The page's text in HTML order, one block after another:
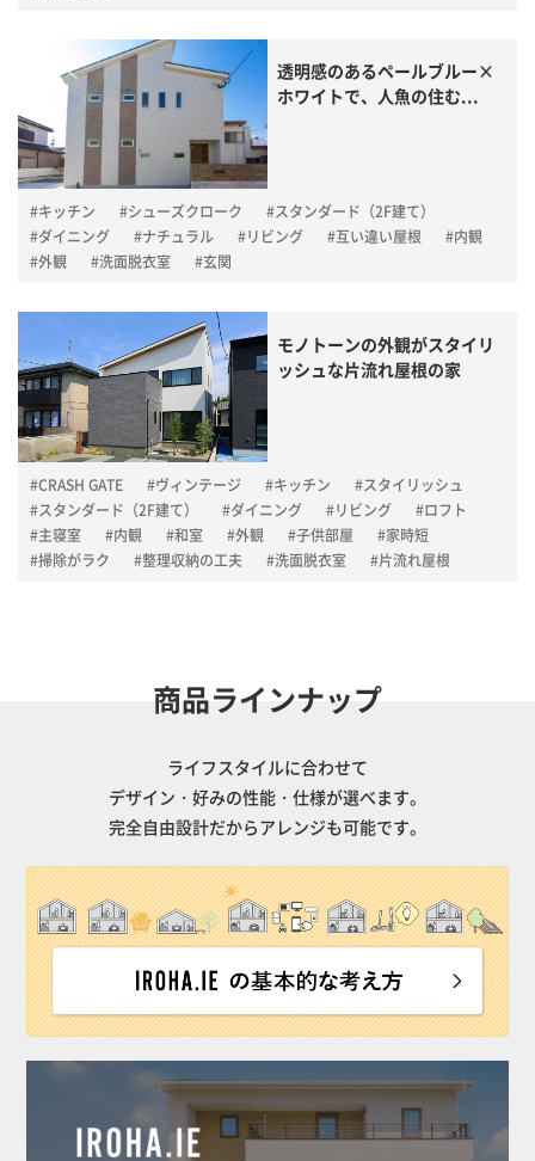
透明感のあるペールブルー×
ホワイトで、人魚の住む...
#キッチン #シューズクローク
#スタンダード（2F建て）
#ダイニング
#ナチュラル #リビング #互い違い屋根
#内観
#外観
#洗面脱衣室 #玄関
モノトーンの外観がスタイリ
ッシュな片流れ屋根の家
#CRASH GATE #ヴィンテージ #キッチン
#スタイリッシュ
#スタンダード（2F建て）
#ダイニング #リビング
#ロフト
#主寝室
#内観 #和室 #外観 #子供部屋
#家時短
#掃除がラク
#整理収納の工夫 #洗面脱衣室 #片流れ屋根
商品ラインナップ
ライフスタイルに合わせて
デザイン・好みの性能・仕様が選べます。
完全自由設計だからアレンジも可能です。